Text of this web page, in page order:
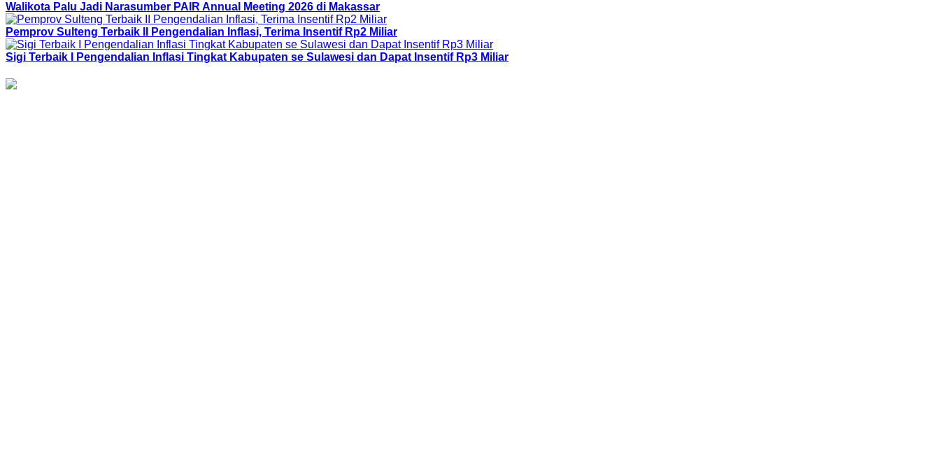
Walikota Palu Jadi Narasumber PAIR Annual Meeting 2026 di Makassar
Pemprov Sulteng Terbaik II Pengendalian Inflasi, Terima Insentif Rp2 Miliar
Sigi Terbaik I Pengendalian Inflasi Tingkat Kabupaten se Sulawesi dan Dapat Insentif Rp3 Miliar